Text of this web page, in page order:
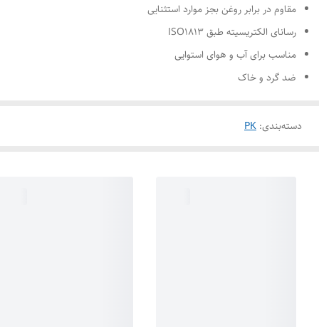
مقاوم در برابر روغن بجز موارد استثنایی
رسانای الکتریسیته طبق ISO۱۸۱۳
مناسب برای آب و هوای استوایی
ضد گرد و خاک
دسته‌بندی:
PK